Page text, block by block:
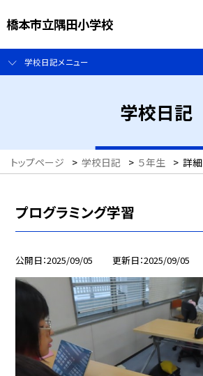
橋本市立隅田小学校
学校日記メニュー
学校日記
トップページ > 学校日記 > ５年生 > 詳細
プログラミング学習
公開日 2025/09/05 更新日 2025/09/05